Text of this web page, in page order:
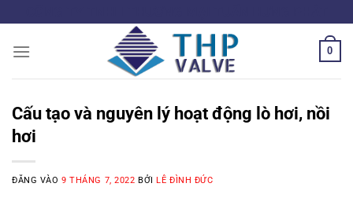
qua
nội
0
Cấu tạo và nguyên lý hoạt động lò hơi, nồi
hơi
ĐĂNG VÀO9 THÁNG 7, 2022 BỞILÊ ĐÌNH ĐỨC